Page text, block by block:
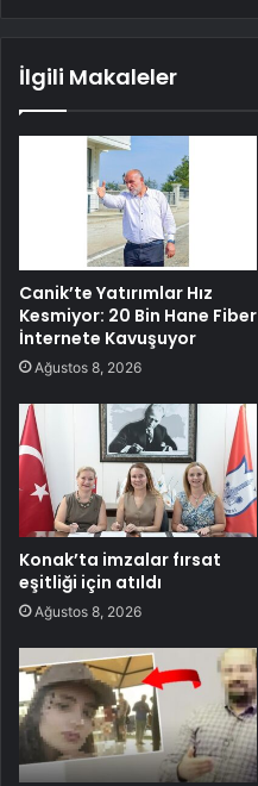
İlgili Makaleler
Canik’te Yatırımlar Hız
Kesmiyor: 20 Bin Hane Fiber
İnternete Kavuşuyor
Ağustos 8, 2026
Konak’ta imzalar fırsat
eşitliği için atıldı
Ağustos 8, 2026